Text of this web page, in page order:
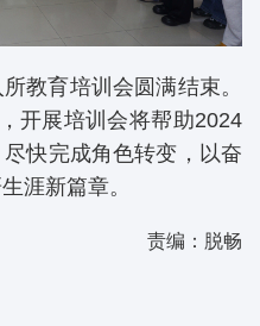
教育培训会圆满结束。
开展培训会将帮助2024
快完成角色转变，以奋
涯新篇章。
责编：脱畅